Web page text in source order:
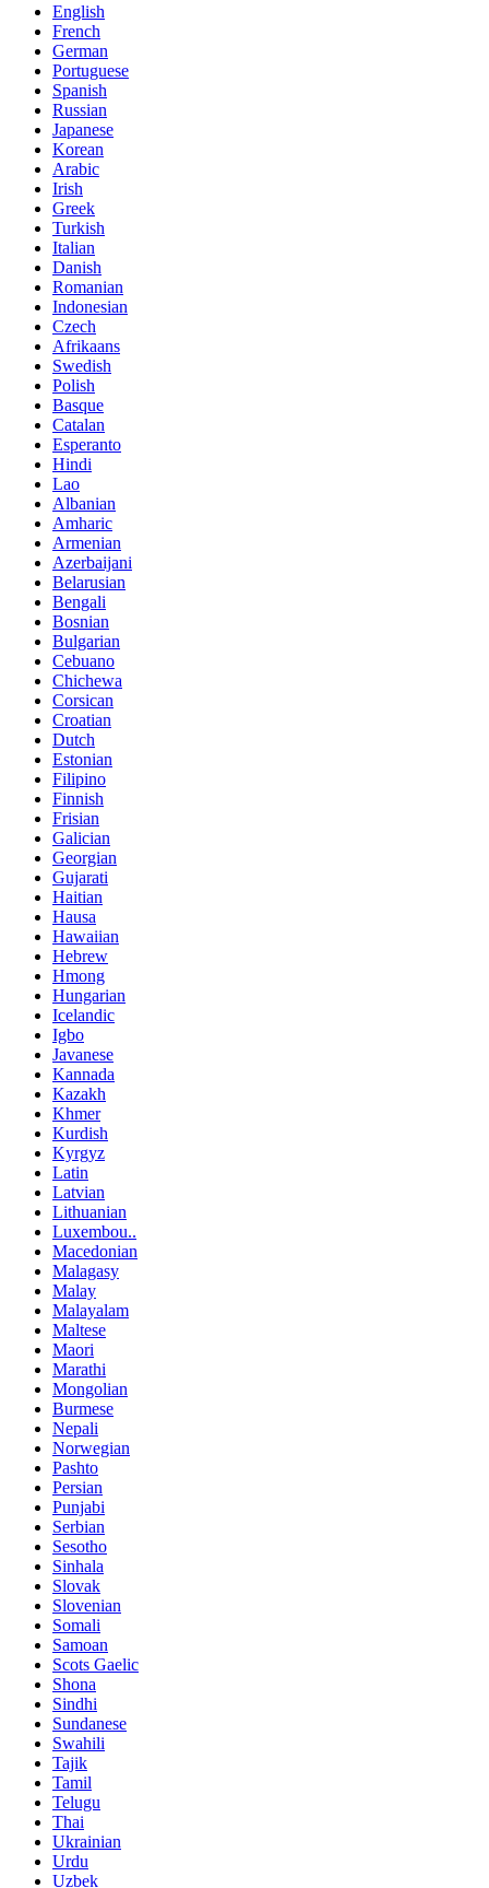
English
French
German
Portuguese
Spanish
Russian
Japanese
Korean
Arabic
Irish
Greek
Turkish
Italian
Danish
Romanian
Indonesian
Czech
Afrikaans
Swedish
Polish
Basque
Catalan
Esperanto
Hindi
Lao
Albanian
Amharic
Armenian
Azerbaijani
Belarusian
Bengali
Bosnian
Bulgarian
Cebuano
Chichewa
Corsican
Croatian
Dutch
Estonian
Filipino
Finnish
Frisian
Galician
Georgian
Gujarati
Haitian
Hausa
Hawaiian
Hebrew
Hmong
Hungarian
Icelandic
Igbo
Javanese
Kannada
Kazakh
Khmer
Kurdish
Kyrgyz
Latin
Latvian
Lithuanian
Luxembou..
Macedonian
Malagasy
Malay
Malayalam
Maltese
Maori
Marathi
Mongolian
Burmese
Nepali
Norwegian
Pashto
Persian
Punjabi
Serbian
Sesotho
Sinhala
Slovak
Slovenian
Somali
Samoan
Scots Gaelic
Shona
Sindhi
Sundanese
Swahili
Tajik
Tamil
Telugu
Thai
Ukrainian
Urdu
Uzbek